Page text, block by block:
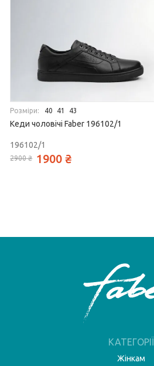
Розміри: 40 41 43
Кеди чоловічі Faber 196102/1
196102/1
2900 ₴ 1900 ₴
КАТЕГОРІЇ
Жінкам